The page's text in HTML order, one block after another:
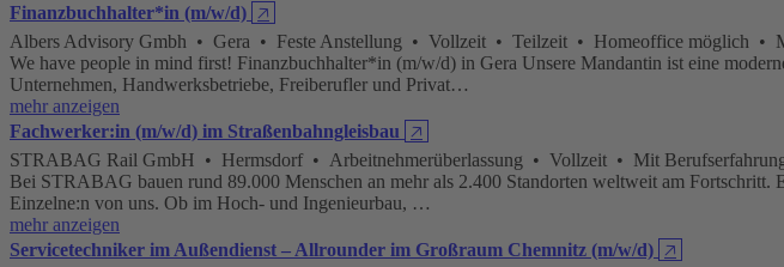
Finanzbuchhalter*in (m/w/d) 🡥
Albers Advisory Gmbh • Gera • Feste Anstellung • Vollzeit • Teilzeit • Homeoffice möglich •
We have people in mind first! Finanzbuchhalter*in (m/w/d) in Gera Unsere Mandantin ist eine
Unternehmen, Handwerksbetriebe, Freiberufler und Privat…
mehr anzeigen
Fachwerker:in (m/w/d) im Straßenbahngleisbau
🡥
STRABAG Rail GmbH • Hermsdorf • Arbeitnehmerüberlassung • Vollzeit • Mit
Bei STRABAG bauen rund 89.000 Menschen an mehr als 2.400 Standorten weltweit am
Einzelne:n von uns. Ob im Hoch- und Ingenieurbau, …
mehr anzeigen
Servicetechniker im Außendienst – Allrounder im Großraum Chemnitz (m/w/d) 🡥